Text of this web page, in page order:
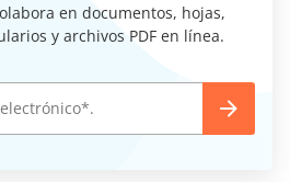
en documentos, hojas,
y archivos PDF en línea.